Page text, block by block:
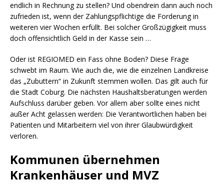
endlich in Rechnung zu stellen? Und obendrein dann auch noch
zufrieden ist, wenn der Zahlungspflichtige die Forderung in
weiteren vier Wochen erfüllt. Bei solcher Großzügigkeit muss
doch offensichtlich Geld in der Kasse sein …
Oder ist REGIOMED ein Fass ohne Boden? Diese Frage
schwebt im Raum. Wie auch die, wie die einzelnen Landkreise
das „Zubuttern“ in Zukunft stemmen wollen. Das gilt auch für
die Stadt Coburg. Die nächsten Haushaltsberatungen werden
Aufschluss darüber geben. Vor allem aber sollte eines nicht
außer Acht gelassen werden: Die Verantwortlichen haben bei
Patienten und Mitarbeitern viel von ihrer Glaubwürdigkeit
verloren.
Kommunen übernehmen
Krankenhäuser und MVZ